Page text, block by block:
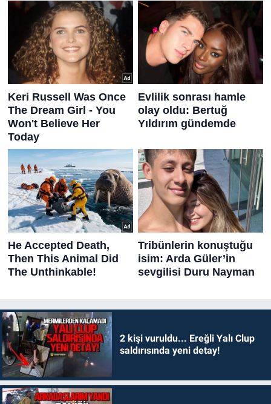
2 kişi vuruldu... Ereğli Yalı Clup
saldırısında yeni detay!